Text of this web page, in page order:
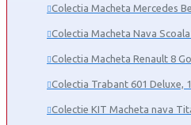
Colectia Macheta Mercedes
Colectia Macheta Nava
Colectia Macheta Renault 8
Colectia Trabant 601 Deluxe,
Colectie KIT Macheta nava